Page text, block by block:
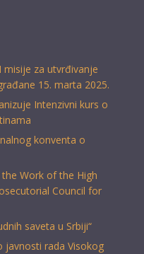
za utvrđivanje
15. marta 2025.
Intenzivni kurs o
konventa o
Work of the High
Council for
saveta u Srbiji“
javnosti rada Visokog